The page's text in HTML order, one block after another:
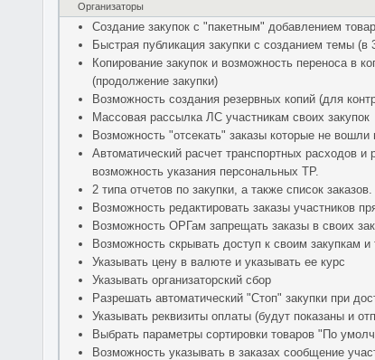
Организаторы
Создание закупок с "пакетным" добавлением
Быстрая публикация закупки с созданием темы (в
Копирование закупок и возможность переноса в
(продолжение закупки)
Возможность создания резервных копий (для
Массовая рассылка ЛС участникам своих закупок
Возможность "отсекать" заказы которые не
Автоматический расчет транспортных расходов
возможность указания персональных ТР.
2 типа отчетов по закупки, а также список
Возможность редактировать заказы участников
Возможность ОРГам запрещать заказы в своих
Возможность скрывать доступ к своим закупкам
Указывать цену в валюте и указывать ее курс
Указывать организаторский сбор
Разрешать автоматический "Стоп" закупки при
Указывать реквизиты оплаты (будут показаны и
Выбрать параметры сортировки товаров "По
Возможность указывать в заказах сообщение